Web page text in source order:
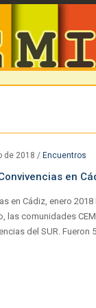
de 2018 / Encuentros
en
en Cádiz, enero
las comunidades
del SUR. Fueron